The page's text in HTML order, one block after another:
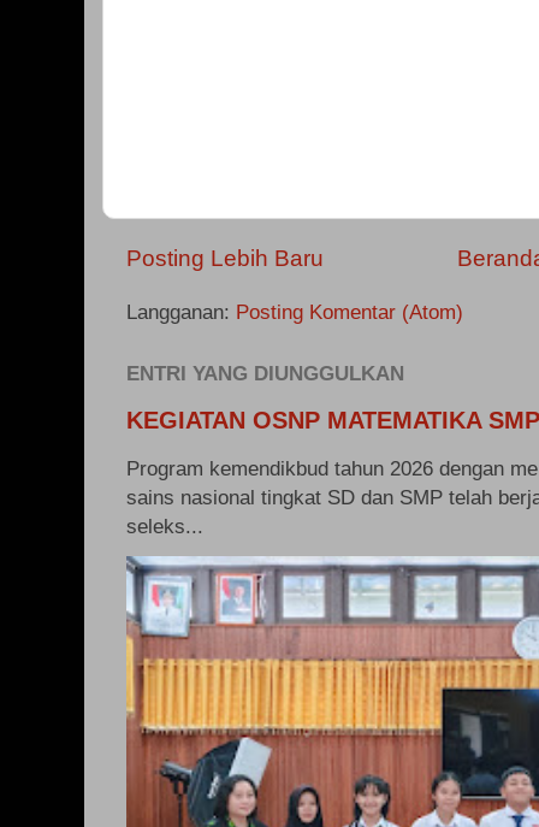
Posting Lebih Baru
Langganan: Posting Komentar (Atom)
ENTRI YANG DIUNGGULKAN
KEGIATAN OSNP MATEMATIKA
Program kemendikbud tahun 2026 dengan
sains nasional tingkat SD dan SMP telah
seleks...